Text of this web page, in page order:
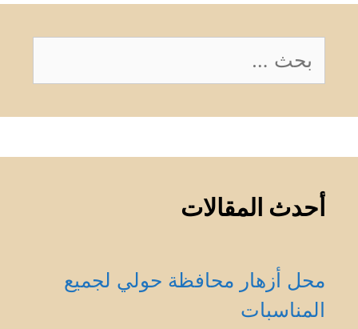
البحث
عن:
أحدث المقالات
محل أزهار محافظة حولي لجميع
المناسبات